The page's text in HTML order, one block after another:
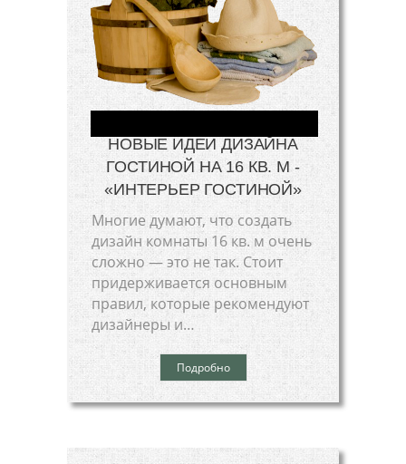
НОВЫЕ ИДЕИ ДИЗАЙНА
ГОСТИНОЙ НА 16 КВ. М -
«ИНТЕРЬЕР ГОСТИНОЙ»
Многие думают, что создать
дизайн комнаты 16 кв. м очень
сложно — это не так. Стоит
придерживается основным
правил, которые рекомендуют
дизайнеры и…
Подробно